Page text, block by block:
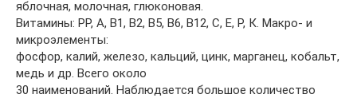
яблочная, молочная, глюконовая.
Витамины: РР, А, В1, В2, В5, В6, В12, С, Е, Р, К. Макро- и
микроэлементы:
фосфор, калий, железо, кальций, цинк, марганец, кобальт,
медь и др. Всего около
30 наименований. Наблюдается большое количество